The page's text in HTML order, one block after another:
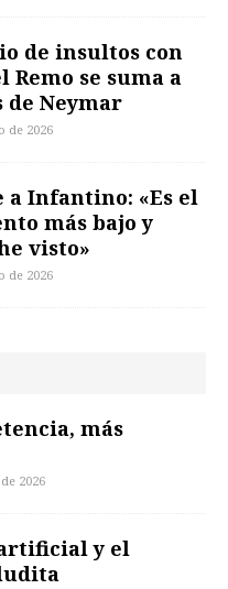
de insultos con
se suma a
de Neymar
de 2026
a Infantino: «Es el
más bajo y
visto»
de 2026
más
2026
y el